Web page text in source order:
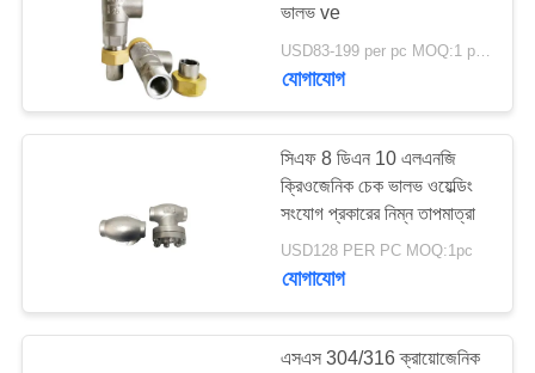
ক্রিওজেনিক চাপ কমানোর
39
ভালভ ve
USD83-199 per pc MOQ:1 pcs
যোগাযোগ
সিএফ 8 ডিএন 10 এলএনজি
ক্রিওজেনিক চেক ভালভ ওয়েল্ডিং
সংযোগ প্রকারের নিম্ন তাপমাত্রা
USD128 PER PC MOQ:1pc
যোগাযোগ
এসএস 304/316 ক্রায়োজেনিক